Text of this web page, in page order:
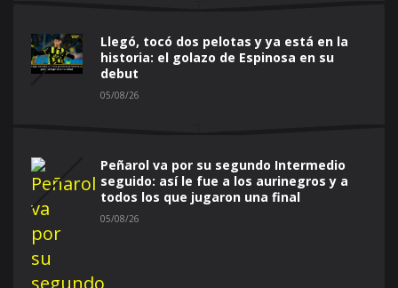
Llegó, tocó dos pelotas y ya está en la
historia: el golazo de Espinosa en su
debut
05/08/26
Peñarol va por su segundo Intermedio
seguido: así le fue a los aurinegros y a
todos los que jugaron una final
05/08/26